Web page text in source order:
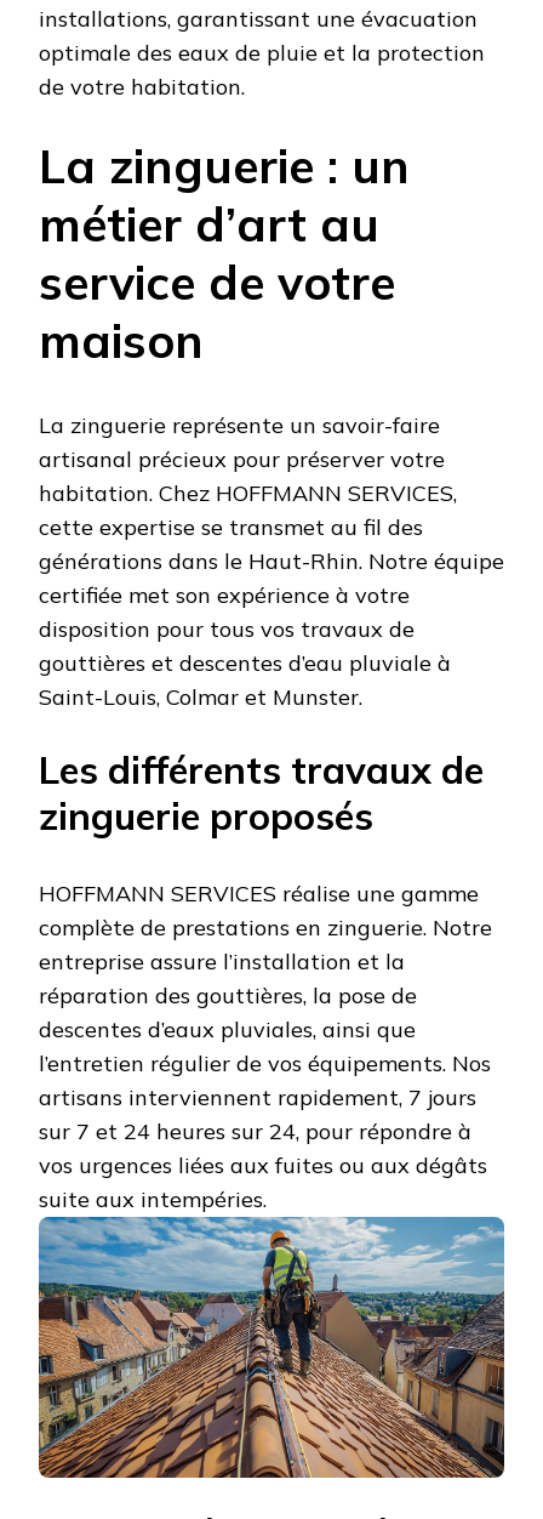
installations, garantissant une évacuation
optimale des eaux de pluie et la protection
de votre habitation.
La zinguerie : un
métier d’art au
service de votre
maison
La zinguerie représente un savoir-faire
artisanal précieux pour préserver votre
habitation. Chez HOFFMANN SERVICES,
cette expertise se transmet au fil des
générations dans le Haut-Rhin. Notre équipe
certifiée met son expérience à votre
disposition pour tous vos travaux de
gouttières et descentes d’eau pluviale à
Saint-Louis, Colmar et Munster.
Les différents travaux de
zinguerie proposés
HOFFMANN SERVICES réalise une gamme
complète de prestations en zinguerie. Notre
entreprise assure l’installation et la
réparation des gouttières, la pose de
descentes d’eaux pluviales, ainsi que
l’entretien régulier de vos équipements. Nos
artisans interviennent rapidement, 7 jours
sur 7 et 24 heures sur 24, pour répondre à
vos urgences liées aux fuites ou aux dégâts
suite aux intempéries.